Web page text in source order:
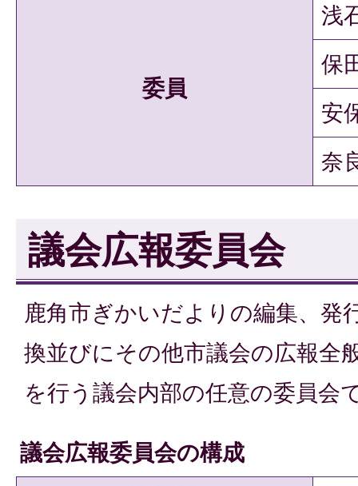
委員
浅
保
安
奈
議会広報委員会
鹿角市ぎかいだよりの編集、発
換並びにその他市議会の広報全
を行う議会内部の任意の委員会
議会広報委員会の構成